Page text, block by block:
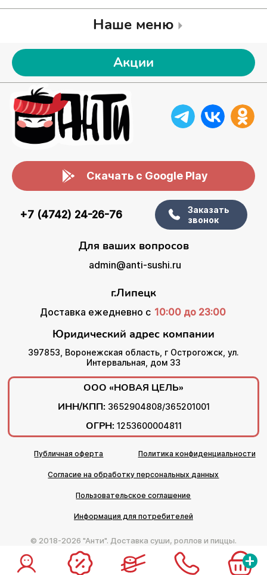
+
Наше меню
Акции
Скачать с Google Play
+7 (4742) 24-26-76
Заказать
звонок
Для ваших вопросов
admin@anti-sushi.ru
г.Липецк
Доставка ежедневно с 10:00 до 23:00
Юридический адрес компании
397853, Воронежская область, г Острогожск, ул.
Интервальная, дом 33
ООО «НОВАЯ ЦЕЛЬ»
ИНН/КПП: 3652904808/365201001
ОГРН: 1253600004811
Публичная оферта Политика конфиденциальности
Согласие на обработку персональных данных
Пользовательское соглашение
Информация для потребителей
© 2018-2026 "Анти". Доставка суши, роллов и пиццы.